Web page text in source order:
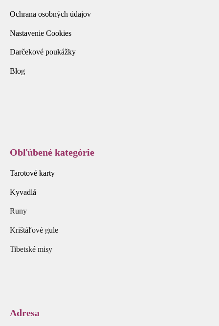
Ochrana osobných údajov
Nastavenie Cookies
Darčekové poukážky
Blog
Obľúbené kategórie
Tarotové karty
Kyvadlá
Runy
Krištáľové gule
Tibetské misy
Adresa